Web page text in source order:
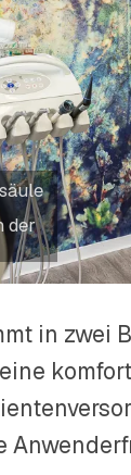
der
in zwei